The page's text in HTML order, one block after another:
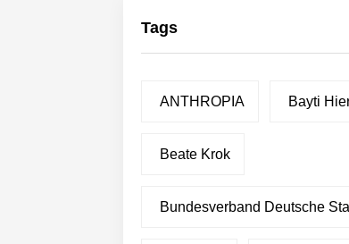
Tags
ANTHROPIA Bayti
Beate Krok
Bundesverband Deutsche